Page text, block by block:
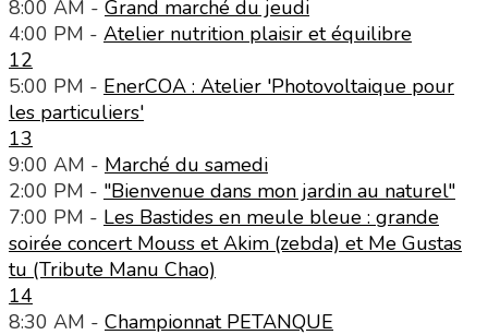
8:00 AM - Grand marché du jeudi
4:00 PM - Atelier nutrition plaisir et équilibre
12
5:00 PM - EnerCOA : Atelier 'Photovoltaique pour
les particuliers'
13
9:00 AM - Marché du samedi
2:00 PM - "Bienvenue dans mon jardin au naturel"
7:00 PM - Les Bastides en meule bleue : grande
soirée concert Mouss et Akim (zebda) et Me Gustas
tu (Tribute Manu Chao)
14
8:30 AM - Championnat PETANQUE